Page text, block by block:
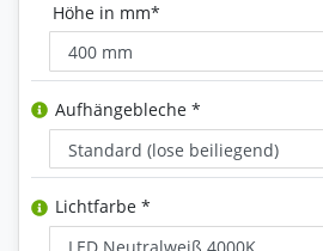
Höhe in mm*
Aufhängebleche *
Lichtfarbe *